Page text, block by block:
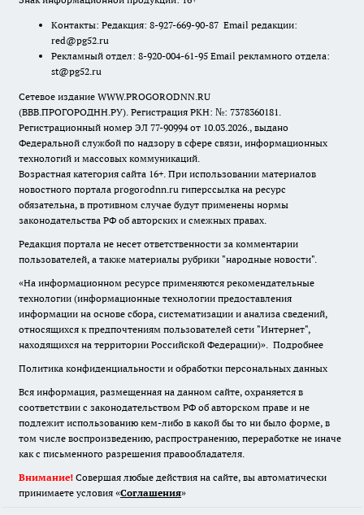
Контакты: Редакция: 8-927-669-90-87 Email редакции:
red@pg52.ru
Рекламный отдел: 8-920-004-61-95 Email рекламного отдела:
st@pg52.ru
Сетевое издание WWW.PROGORODNN.RU
(ВВВ.ПРОГОРОДНН.РУ). Регистрация РКН: №: 7378360181.
Регистрационный номер ЭЛ 77-90994 от 10.03.2026., выдано
Федеральной службой по надзору в сфере связи, информационных
технологий и массовых коммуникаций.
Возрастная категория сайта 16+. При использовании материалов
новостного портала progorodnn.ru гиперссылка на ресурс
обязательна, в противном случае будут применены нормы
законодательства РФ об авторских и смежных правах.
Редакция портала не несет ответственности за комментарии
пользователей, а также материалы рубрики "народные новости".
«На информационном ресурсе применяются рекомендательные
технологии (информационные технологии предоставления
информации на основе сбора, систематизации и анализа сведений,
относящихся к предпочтениям пользователей сети "Интернет",
находящихся на территории Российской Федерации)». Подробнее
Политика конфиденциальности и обработки персональных данных
Вся информация, размещенная на данном сайте, охраняется в
соответствии с законодательством РФ об авторском праве и не
подлежит использованию кем-либо в какой бы то ни было форме, в
том числе воспроизведению, распространению, переработке не иначе
как с письменного разрешения правообладателя.
Внимание! Совершая любые действия на сайте, вы автоматически
принимаете условия «Cоглашения»